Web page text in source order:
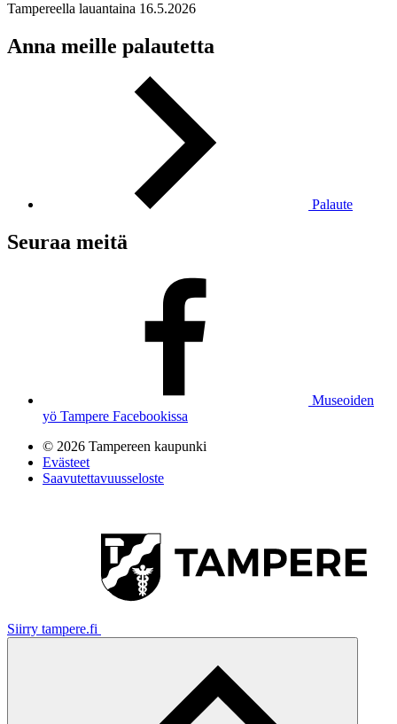
Tampereella lauantaina 16.5.2026
Anna meille palautetta
Palaute
Seuraa meitä
Museoiden
yö Tampere Facebookissa
© 2026 Tampereen kaupunki
Evästeet
Saavutettavuusseloste
Siirry tampere.fi